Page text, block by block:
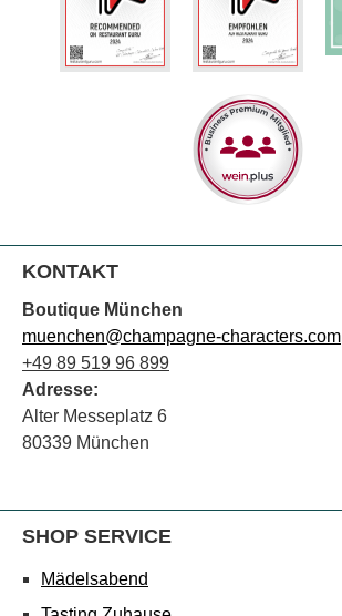
KONTAKT
Boutique München
muenchen@champagne-characters.com
+49 89 519 96 899
Adresse:
Alter Messeplatz 6
80339 München
SHOP SERVICE
Mädelsabend